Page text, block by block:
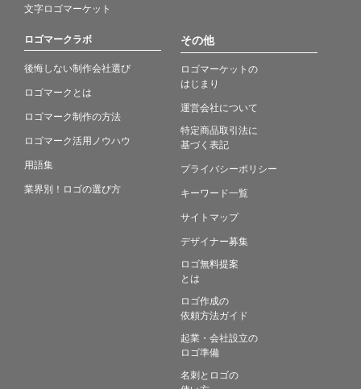
文字ロゴマーケット
ロゴマークラボ
後悔しない制作会社選び
ロゴマークとは
ロゴマーク制作の方法
ロゴマーク活用ノウハウ
用語集
業界別！ロゴの選び方
その他
ロゴマーケットの
はじまり
運営会社について
特定商品取引法に
基づく表記
プライバシーポリシー
キーワード一覧
サイトマップ
デザイナー募集
ロゴ無料提案
とは
ロゴ作成の
依頼方法ガイド
起業・会社設立の
ロゴ準備
名刺とロゴの